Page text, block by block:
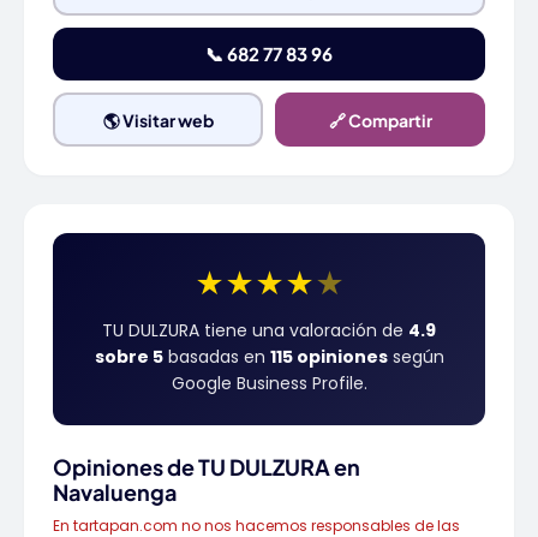
📞 682 77 83 96
🌎 Visitar web 🔗 Compartir
★★★★★
TU DULZURA tiene una valoración de 4.9
sobre 5basadas en 115 opinionessegún
Google Business Profile.
Opiniones de TU DULZURA en
Navaluenga
En tartapan.com no nos hacemos responsables de las